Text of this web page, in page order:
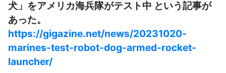
犬」をアメリカ海兵隊がテスト中 という記事が
あった。
https://gigazine.net/news/20231020-
marines-test-robot-dog-armed-rocket-
launcher/